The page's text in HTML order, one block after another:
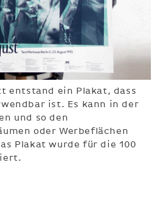
entstand ein Plakat, dass
ist. Es kann in der
und so den
oder Werbeflächen
Plakat wurde für die 100